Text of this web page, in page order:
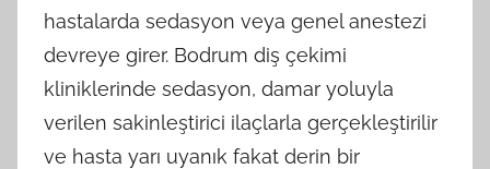
hastalarda sedasyon veya genel anestezi
devreye girer. Bodrum diş çekimi
kliniklerinde sedasyon, damar yoluyla
verilen sakinleştirici ilaçlarla gerçekleştirilir
ve hasta yarı uyanık fakat derin bir